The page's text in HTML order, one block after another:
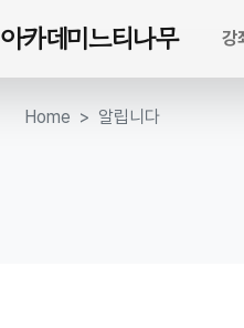
아카데미느티나무 강
Home 알립니다